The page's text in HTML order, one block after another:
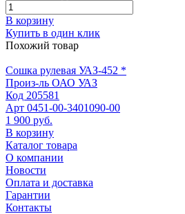
В корзину
Купить в один клик
Похожий товар
Сошка рулевая УАЗ-452 *
Произ-ль ОАО УАЗ
Код 205581
Арт 0451-00-3401090-00
1 900 руб.
В корзину
Каталог товара
О компании
Новости
Оплата и доставка
Гарантии
Контакты